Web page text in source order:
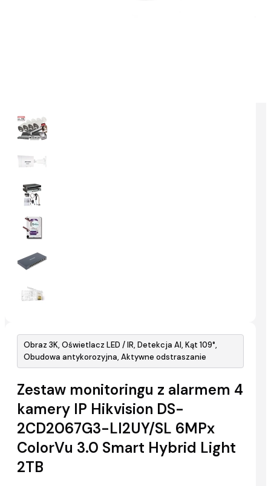
Obraz 3K, Oświetlacz LED / IR, Detekcja AI, Kąt 109°,
Obudowa antykorozyjna, Aktywne odstraszanie
Zestaw monitoringu z alarmem 4
kamery IP Hikvision DS-
2CD2067G3-LI2UY/SL 6MPx
ColorVu 3.0 Smart Hybrid Light
2TB